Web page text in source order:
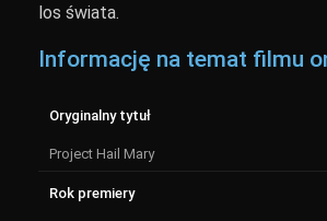
los świata.
Informację na temat filmu
Oryginalny tytuł
Project Hail Mary
Rok premiery